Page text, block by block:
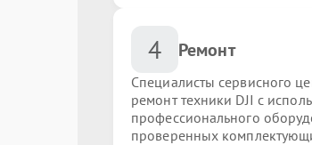
4 Ремонт
Специалисты сервисного
ремонт техники DJI с
профессионального
проверенных